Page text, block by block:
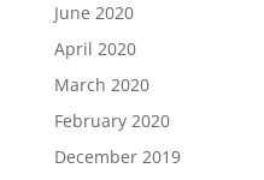
June 2020
April 2020
March 2020
February 2020
December 2019